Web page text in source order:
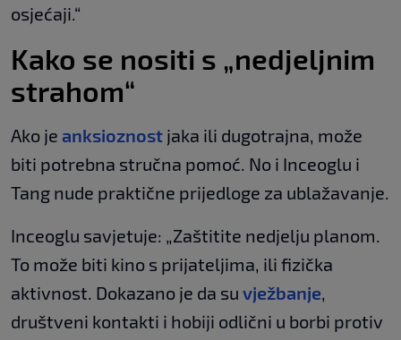
osjećaji.“
Kako se nositi s „nedjeljnim
strahom“
Ako je anksioznost jaka ili dugotrajna, može
biti potrebna stručna pomoć. No i Inceoglu i
Tang nude praktične prijedloge za ublažavanje.
Inceoglu savjetuje: „Zaštitite nedjelju planom.
To može biti kino s prijateljima, ili fizička
aktivnost. Dokazano je da su vježbanje
društveni kontakti i hobiji odlični u borbi protiv